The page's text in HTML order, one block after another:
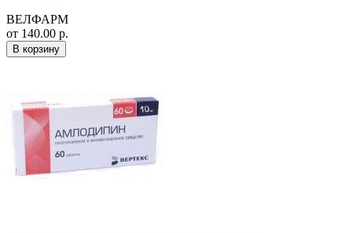
ВЕЛФАРМ
от 140.00 р.
В корзину